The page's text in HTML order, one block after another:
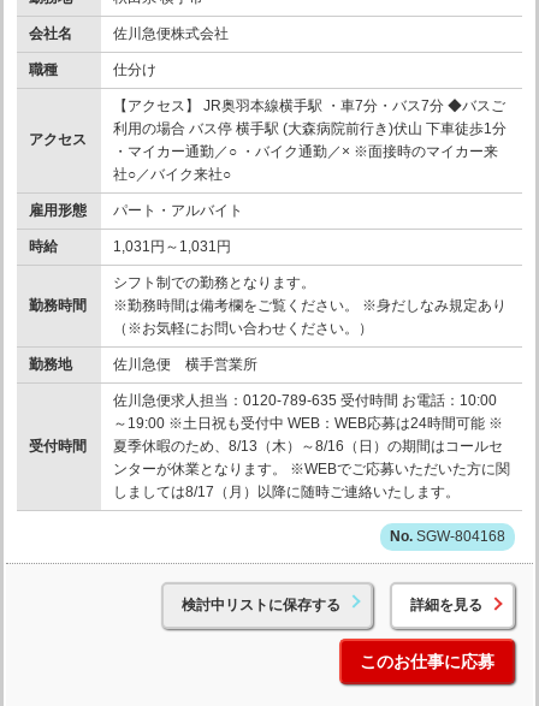
会社名 佐川急便株式会社
職種 仕分け
アクセス
【アクセス】 JR奥羽本線横手駅 ・車7分・バス7分 ◆バスご
利用の場合 バス停 横手駅 (大森病院前行き)伏山 下車徒歩1分
・マイカー通勤／○ ・バイク通勤／× ※面接時のマイカー来
社○／バイク来社○
雇用形態 パート・アルバイト
時給 1,031円～1,031円
勤務時間
シフト制での勤務となります。
※勤務時間は備考欄をご覧ください。 ※身だしなみ規定あり
（※お気軽にお問い合わせください。）
勤務地 佐川急便 横手営業所
受付時間
佐川急便求人担当：0120-789-635 受付時間 お電話：10:00
～19:00 ※土日祝も受付中 WEB：WEB応募は24時間可能 ※
夏季休暇のため、8/13（木）～8/16（日）の期間はコールセ
ンターが休業となります。 ※WEBでご応募いただいた方に関
しましては8/17（月）以降に随時ご連絡いたします。
SGW-804168
検討中リストに保存する 詳細を見る
このお仕事に応募